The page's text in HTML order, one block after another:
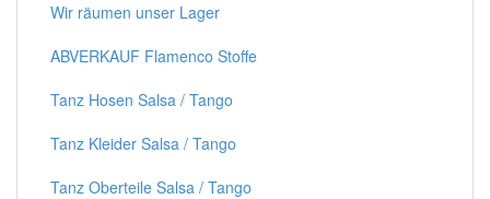
Wir räumen unser Lager
ABVERKAUF Flamenco Stoffe
Tanz Hosen Salsa / Tango
Tanz Kleider Salsa / Tango
Tanz Oberteile Salsa / Tango